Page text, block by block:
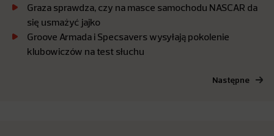
Graza sprawdza, czy na masce samochodu NASCAR da
się usmażyć jajko
Groove Armada i Specsavers wysyłają pokolenie
klubowiczów na test słuchu
Następne